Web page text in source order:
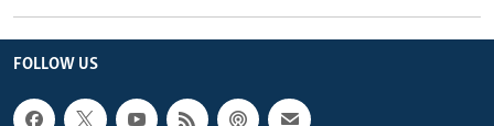
FOLLOW US